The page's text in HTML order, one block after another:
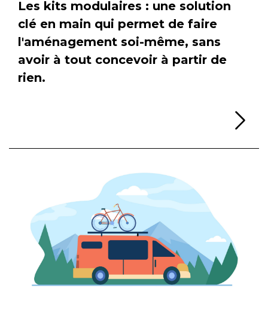
Les kits modulaires : une solution
clé en main qui permet de faire
l'aménagement soi-même, sans
avoir à tout concevoir à partir de
rien.